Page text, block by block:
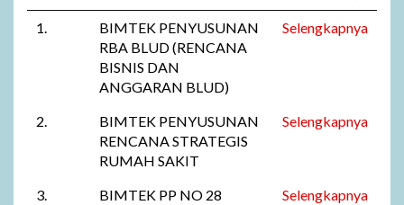
1.
BIMTEK PENYUSUNAN
RBA BLUD (RENCANA
BISNIS DAN
ANGGARAN BLUD)
Selengkapnya
2.
BIMTEK PENYUSUNAN
RENCANA STRATEGIS
RUMAH SAKIT
Selengkapnya
3.
BIMTEK PP NO 28
Selengkapnya